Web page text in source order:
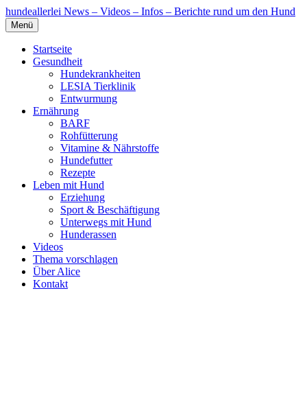
hundeallerlei News – Videos – Infos – Berichte rund um den Hund
Menü
Startseite
Gesundheit
Hundekrankheiten
LESIA Tierklinik
Entwurmung
Ernährung
BARF
Rohfütterung
Vitamine & Nährstoffe
Hundefutter
Rezepte
Leben mit Hund
Erziehung
Sport & Beschäftigung
Unterwegs mit Hund
Hunderassen
Videos
Thema vorschlagen
Über Alice
Kontakt